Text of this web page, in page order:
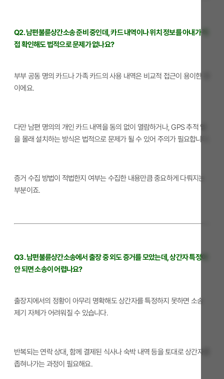
Q2. 남편불륜상간소송 준비 중인데, 카드 내역이나 위치 정보를 아내가 직
접 확인해도 법적으로 문제가 없나요?
부부 공동 명의 카드나 가족 카드의 사용 내역은 비교적 접근이 용이한 편
이에요.
다만 남편 명의의 개인 카드 내역을 동의 없이 열람하거나, GPS 추적 앱
을 몰래 설치하는 방식은 법적으로 문제가 될 수 있어 주의가 필요합니다.
증거 수집 방법이 적법한지 여부는 수집한 내용만큼 중요하게 다뤄지는
부분이죠.
Q3. 남편불륜상간소송에서 출장 중 외도 증거를 모았는데, 상간자 특정이
안 되면 소송이 어렵나요?
출장지에서의 정황이 아무리 명확해도 상간자를 특정하지 못하면 소송
제기 자체가 어려워질 수 있습니다.
반복되는 연락 상대, 함께 결제된 식사나 숙박 내역 등을 토대로 상간자를
좁혀나가는 과정이 필요해요.